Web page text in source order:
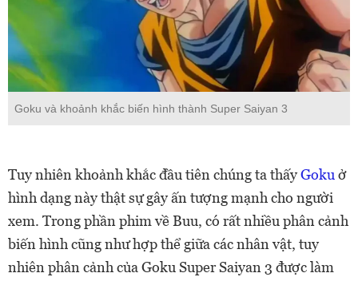
Goku và khoảnh khắc biến hình thành Super Saiyan 3
Tuy nhiên khoảnh khắc đầu tiên chúng ta thấyGoku ở
hình dạng này thật sự gây ấn tượng mạnh cho người
xem. Trong phần phim về Buu, có rất nhiều phân cảnh
biến hình cũng như hợp thể giữa các nhân vật, tuy
nhiên phân cảnh của Goku Super Saiyan 3 được làm